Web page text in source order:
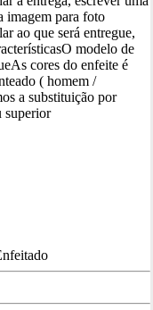
imagem para foto
ao que será entregue,
O modelo de
As cores do enfeite é
( homem /
a substituição por
superior